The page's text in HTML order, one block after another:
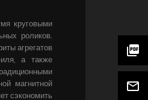
picture_as_pdf
mail_outline
круговыми
роликов.
агрегатов
а также
магнитной
сэкономить